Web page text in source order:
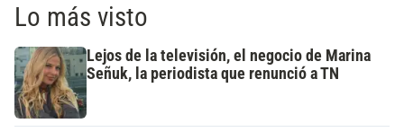
Lo más visto
Lejos de la televisión, el negocio de Marina
Señuk, la periodista que renunció a TN